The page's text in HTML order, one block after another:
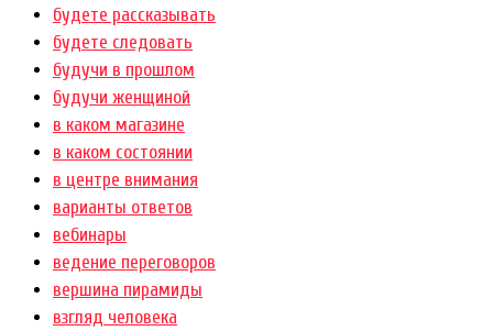
будете рассказывать
будете следовать
будучи в прошлом
будучи женщиной
в каком магазине
в каком состоянии
в центре внимания
варианты ответов
вебинары
ведение переговоров
вершина пирамиды
взгляд человека